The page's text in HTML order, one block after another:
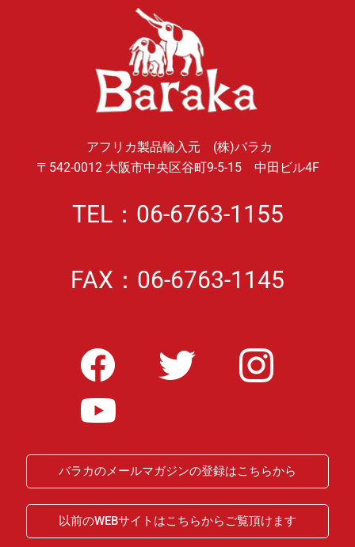
アフリカ製品輸入元 (株)バラカ
〒542-0012 大阪市中央区谷町9-5-15 中田ビル4F
TEL：06-6763-1155
FAX：06-6763-1145
バラカのメールマガジンの登録はこちらから
以前のWEBサイトはこちらからご覧頂けます